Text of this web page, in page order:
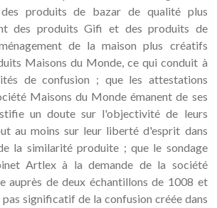
produits de bazar de qualité plus
des produits Gifi et des produits de
de la maison plus créatifs
Maisons du Monde, ce qui conduit à
de confusion ; que les attestations
Maisons du Monde émanent de ses
un doute sur l'objectivité de leurs
au moins sur leur liberté d'esprit dans
la similarité produite ; que le sondage
Artlex à la demande de la société
auprès de deux échantillons de 1008 et
significatif de la confusion créée dans